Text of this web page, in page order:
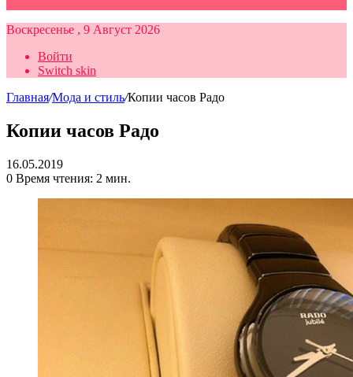
Воскресенье , 9 Август 2026
Войти
Switch skin
Главная/Мода и стиль/Копии часов Радо
Копии часов Радо
16.05.2019
0 Время чтения: 2 мин.